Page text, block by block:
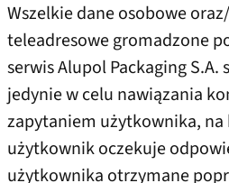
Wszelkie dane osobowe
teleadresowe gromadzone
serwis Alupol Packaging S.A.
jedynie w celu nawiązania
zapytaniem użytkownika,
użytkownik oczekuje
użytkownika otrzymane